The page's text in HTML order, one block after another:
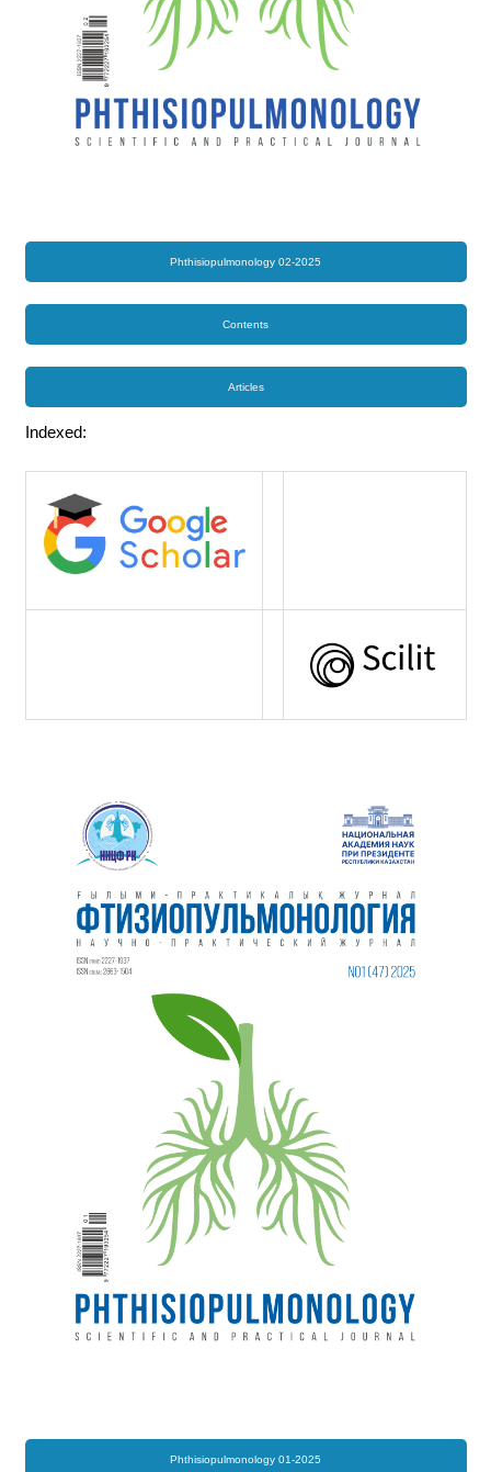
Phthisiopulmonology 02-2025
Contents
Articles
Indexed:
Phthisiopulmonology 01-2025